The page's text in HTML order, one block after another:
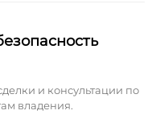
и консультации по
владения.